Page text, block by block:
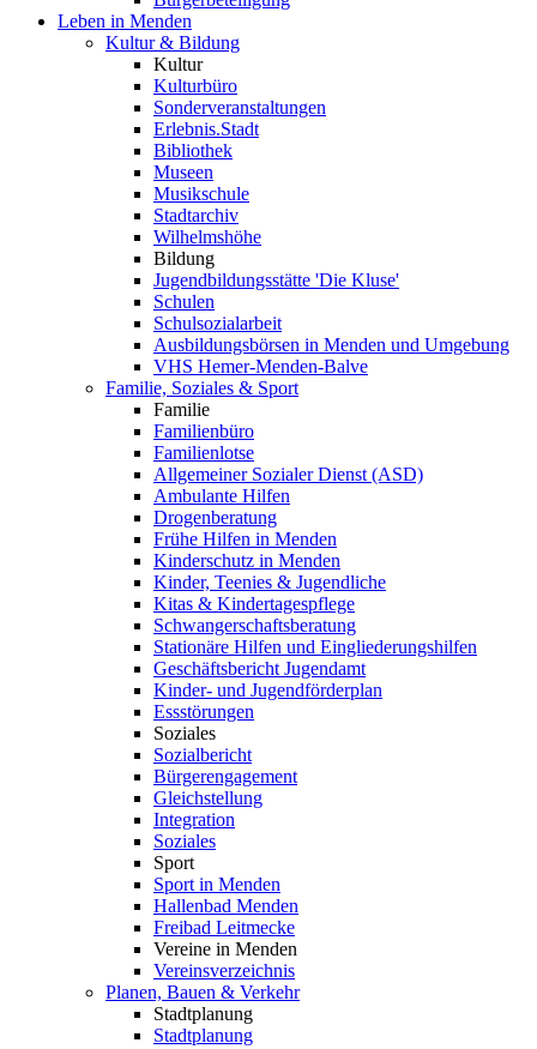
Leben in Menden
Kultur & Bildung
Kultur
Kulturbüro
Sonderveranstaltungen
Erlebnis.Stadt
Bibliothek
Museen
Musikschule
Stadtarchiv
Wilhelmshöhe
Bildung
Jugendbildungsstätte 'Die Kluse'
Schulen
Schulsozialarbeit
Ausbildungsbörsen in Menden und Umgebung
VHS Hemer-Menden-Balve
Familie, Soziales & Sport
Familie
Familienbüro
Familienlotse
Allgemeiner Sozialer Dienst (ASD)
Ambulante Hilfen
Drogenberatung
Frühe Hilfen in Menden
Kinderschutz in Menden
Kinder, Teenies & Jugendliche
Kitas & Kindertagespflege
Schwangerschaftsberatung
Stationäre Hilfen und Eingliederungshilfen
Geschäftsbericht Jugendamt
Kinder- und Jugendförderplan
Essstörungen
Soziales
Sozialbericht
Bürgerengagement
Gleichstellung
Integration
Soziales
Sport
Sport in Menden
Hallenbad Menden
Freibad Leitmecke
Vereine in Menden
Vereinsverzeichnis
Planen, Bauen & Verkehr
Stadtplanung
Stadtplanung